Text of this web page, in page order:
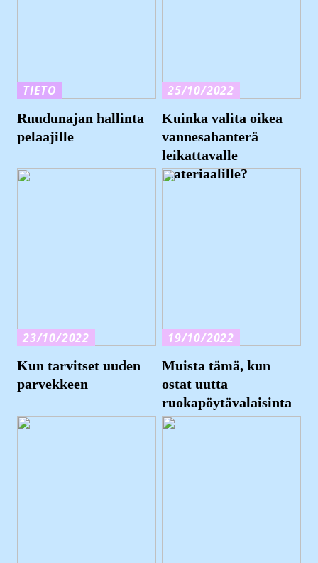
TIETO
Ruudunajan hallinta
pelaajille
25/10/2022
Kuinka valita oikea
vannesahanterä
leikattavalle
materiaalille?
23/10/2022
Kun tarvitset uuden
parvekkeen
19/10/2022
Muista tämä, kun
ostat uutta
ruokapöytävalaisinta